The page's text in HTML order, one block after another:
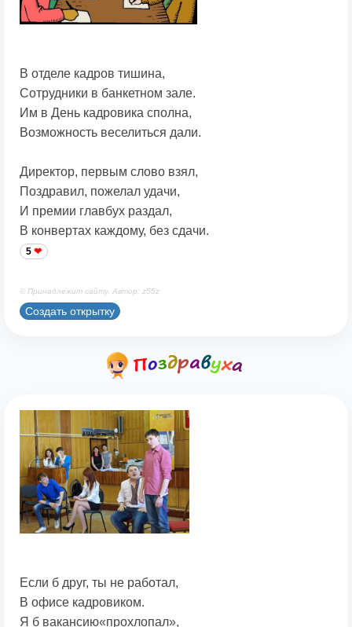
В отделе кадров тишина,
Сотрудники в банкетном зале.
Им в День кадровика сполна,
Возможность веселиться дали.
Директор, первым слово взял,
Поздравил, пожелал удачи,
И премии главбух раздал,
В конвертах каждому, без сдачи.
5
© Принадлежит сайту. Автор: z55z
Создать открытку
Если б друг, ты не работал,
В офисе кадровиком.
Я б вакансию«прохлопал»,